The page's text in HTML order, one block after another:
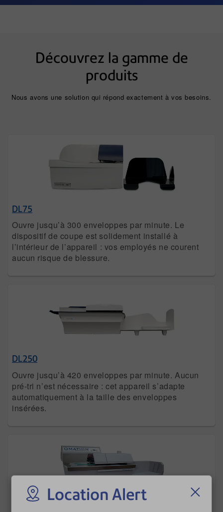
Location Alert
Découvrez la gamme de
produits
Nous avons une solution qui répond exactement à vos besoins.
DL75
Ouvre jusqu’à 300 enveloppes par minute. Le
dispositif de coupe est solidement installé à
l’intérieur de l’appareil : vos employés ne courent
aucun risque de blessure.
DL250
Ouvre jusqu’à 420 enveloppes par minute. Aucun
pré-tri n’est nécessaire : cet appareil s’adapte
automatiquement à la taille des enveloppes
insérées.